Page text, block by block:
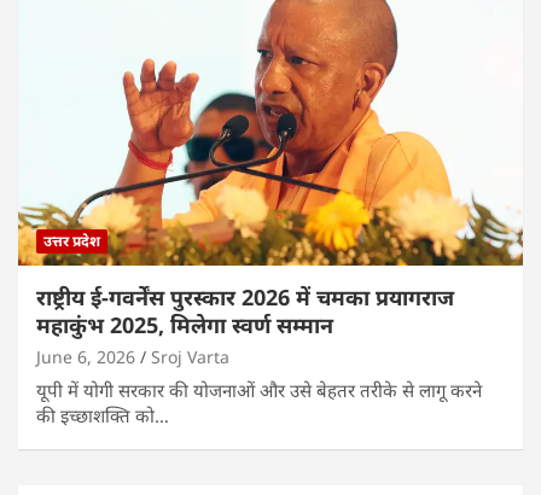
उत्तर प्रदेश
राष्ट्रीय ई-गवर्नेंस पुरस्कार 2026 में चमका प्रयागराज
महाकुंभ 2025, मिलेगा स्वर्ण सम्मान
June 6, 2026 Sroj Varta
यूपी में योगी सरकार की योजनाओं और उसे बेहतर तरीके से लागू करने
की इच्छाशक्ति को…